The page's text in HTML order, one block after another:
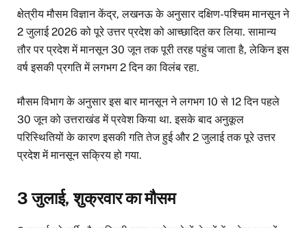
क्षेत्रीय मौसम विज्ञान केंद्र, लखनऊ के अनुसार दक्षिण-पश्चिम मानसून ने
2 जुलाई 2026 को पूरे उत्तर प्रदेश को आच्छादित कर लिया. सामान्य
तौर पर प्रदेश में मानसून 30 जून तक पूरी तरह पहुंच जाता है, लेकिन इस
वर्ष इसकी प्रगति में लगभग 2 दिन का विलंब रहा.
मौसम विभाग के अनुसार इस बार मानसून ने लगभग 10 से 12 दिन पहले
30 जून को उत्तराखंड में प्रवेश किया था. इसके बाद अनुकूल
परिस्थितियों के कारण इसकी गति तेज हुई और 2 जुलाई तक पूरे उत्तर
प्रदेश में मानसून सक्रिय हो गया.
3 जुलाई, शुक्रवार का मौसम